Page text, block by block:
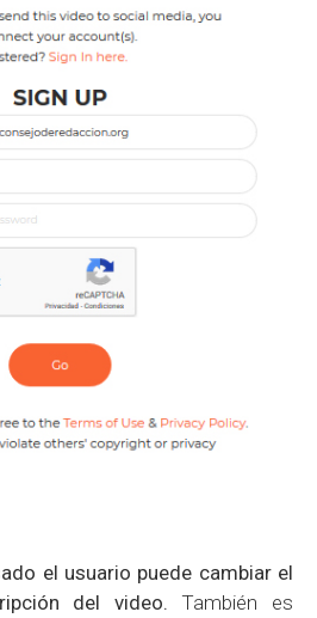
el usuario puede cambiar el
del video. También es